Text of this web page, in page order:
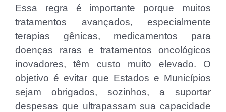
Essa regra é importante porque muitos
tratamentos avançados, especialmente
terapias gênicas, medicamentos para
doenças raras e tratamentos oncológicos
inovadores, têm custo muito elevado. O
objetivo é evitar que Estados e Municípios
sejam obrigados, sozinhos, a suportar
despesas que ultrapassam sua capacidade